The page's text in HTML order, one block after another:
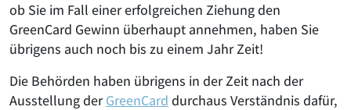
ob Sie im Fall einer erfolgreichen Ziehung den
GreenCard Gewinn überhaupt annehmen, haben Sie
übrigens auch noch bis zu einem Jahr Zeit!
Die Behörden haben übrigens in der Zeit nach der
Ausstellung derGreenCard durchaus Verständnis dafür,